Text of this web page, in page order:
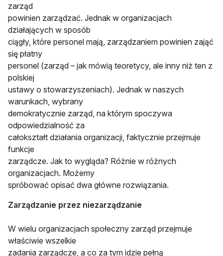
zarząd
powinien zarządzać. Jednak w organizacjach
działających w sposób
ciągły, które personel mają, zarządzaniem powinien zająć
się płatny
personel (zarząd – jak mówią teoretycy, ale inny niż ten z
polskiej
ustawy o stowarzyszeniach). Jednak w naszych
warunkach, wybrany
demokratycznie zarząd, na którym spoczywa
odpowiedzialność za
całokształt działania organizacji, faktycznie przejmuje
funkcje
zarządcze. Jak to wygląda? Różnie w różnych
organizacjach. Możemy
spróbować opisać dwa główne rozwiązania.
Zarządzanie przez niezarządzanie
W wielu organizacjach społeczny zarząd przejmuje
właściwie wszelkie
zadania zarządcze, a co za tym idzie pełną